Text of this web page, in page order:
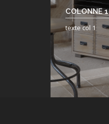
COLONNE 1
texte col 1